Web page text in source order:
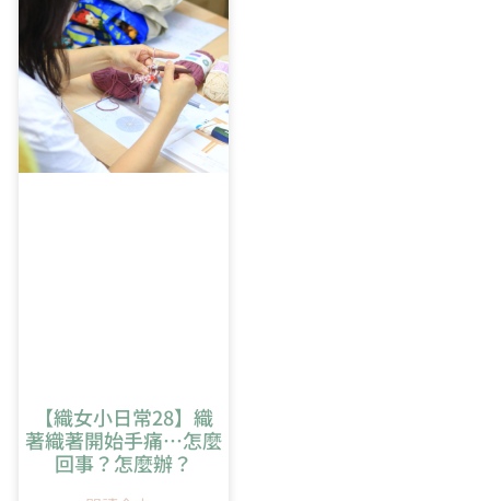
重新入針時的方向
橢圓形開針教學
【織女小日常28】織
著織著開始手痛…怎麼
回事？怎麼辦？